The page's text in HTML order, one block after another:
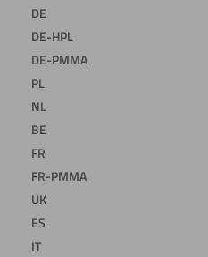
DE
DE-HPL
DE-PMMA
PL
NL
BE
FR
FR-PMMA
UK
ES
IT